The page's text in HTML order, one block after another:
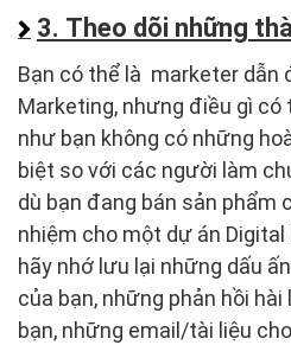
3. Theo dõi những
Bạn có thể là marketer dẫn
Marketing, nhưng điều gì có
như bạn không có những
biệt so với các người làm
dù bạn đang bán sản phẩm
nhiệm cho một dự án
hãy nhớ lưu lại những dấu
của bạn, những phản hồi hài
bạn, những email/tài liệu